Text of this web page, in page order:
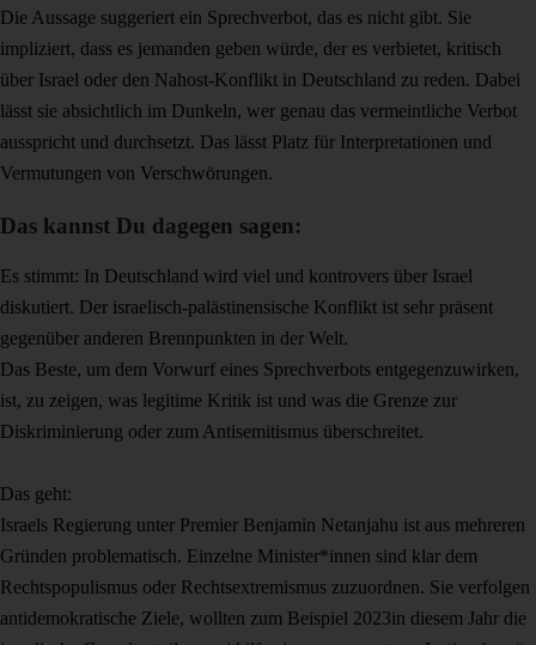
Die Aussage suggeriert ein Sprechverbot, das es nicht gibt. Sie
impliziert, dass es jemanden geben würde, der es verbietet, kritisch
über Israel oder den Nahost-Konflikt in Deutschland zu reden. Dabei
lässt sie absichtlich im Dunkeln, wer genau das vermeintliche Verbot
ausspricht und durchsetzt. Das lässt Platz für Interpretationen und
Vermutungen von Verschwörungen.
Das kannst Du dagegen sagen:
Es stimmt: In Deutschland wird viel und kontrovers über Israel
diskutiert. Der israelisch-palästinensische Konflikt ist sehr präsent
gegenüber anderen Brennpunkten in der Welt.
Das Beste, um dem Vorwurf eines Sprechverbots entgegenzuwirken,
ist, zu zeigen, was legitime Kritik ist und was die Grenze zur
Diskriminierung oder zum Antisemitismus überschreitet.
Das geht:
Israels Regierung unter Premier Benjamin Netanjahu ist aus mehreren
Gründen problematisch. Einzelne Minister*innen sind klar dem
Rechtspopulismus oder Rechtsextremismus zuzuordnen. Sie verfolgen
antidemokratische Ziele, wollten zum Beispiel 2023in diesem Jahr die